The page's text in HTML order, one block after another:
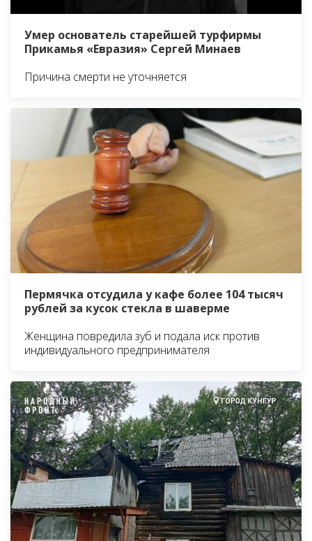
Умер основатель старейшей турфирмы
Прикамья «Евразия» Сергей Минаев
Причина смерти не уточняется
Пермячка отсудила у кафе более 104 тысяч
рублей за кусок стекла в шаверме
Женщина повредила зуб и подала иск против
индивидуального предпринимателя